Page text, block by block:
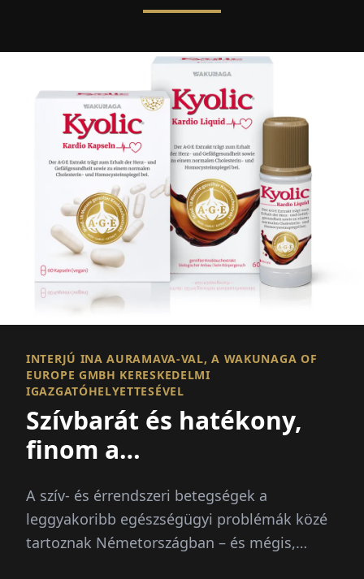
INTERJÚ INA AURAMAVA-VAL, A WAKUNAGA OF
EUROPE GMBH KERESKEDELMI
IGAZGATÓHELYETTESÉVEL
Szívbarát és hatékony,
finom a
A szív- és érrendszeri betegségek a
leggyakoribb egészségügyi problémák közé
tartoznak Németországban – és mégis,